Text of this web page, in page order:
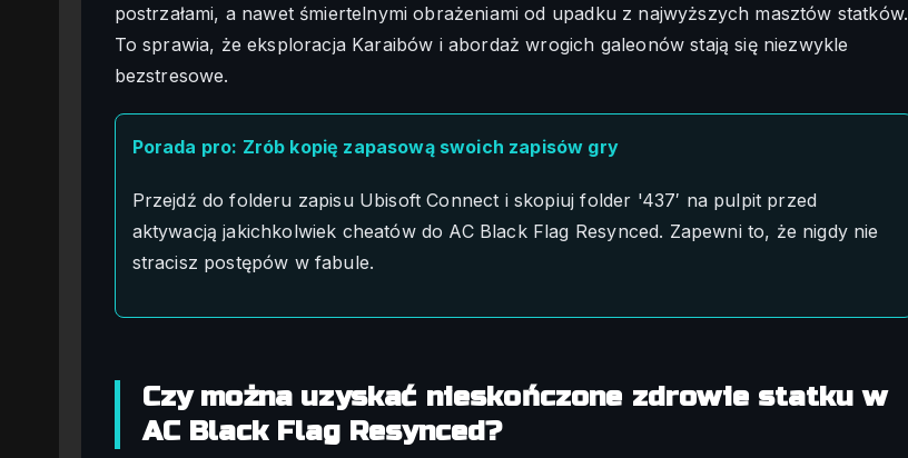
postrzałami, a nawet śmiertelnymi obrażeniami od upadku z najwyższych masztów statków.
To sprawia, że eksploracja Karaibów i abordaż wrogich galeonów stają się niezwykle
bezstresowe.
Porada pro: Zrób kopię zapasową swoich zapisów gry
Przejdź do folderu zapisu Ubisoft Connect i skopiuj folder '437′ na pulpit przed
aktywacją jakichkolwiek cheatów do AC Black Flag Resynced. Zapewni to, że nigdy nie
stracisz postępów w fabule.
Czy można uzyskać nieskończone zdrowie statku w
AC Black Flag Resynced?